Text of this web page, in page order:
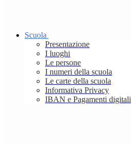
Scuola
Presentazione
I luoghi
Le persone
I numeri della scuola
Le carte della scuola
Informativa Privacy
IBAN e Pagamenti digitali